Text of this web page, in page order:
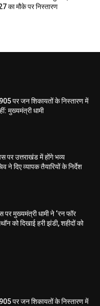
का मौके पर निस्तारण
पर जन शिकायतों के निस्तारण में
मुख्यमंत्री धामी
पर उत्तराखंड में होंगे भव्य
ने दिए व्यापक तैयारियों के निर्देश
पर मुख्यमंत्री धामी ने ‘रन फॉर
को दिखाई हरी झंडी, शहीदों को
पर जन शिकायतों के निस्तारण में